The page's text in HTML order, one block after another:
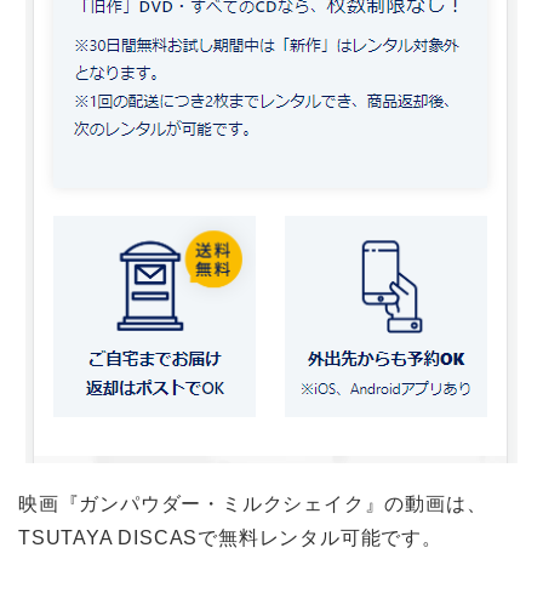
映画『ガンパウダー・ミルクシェイク』の動画は、
TSUTAYA DISCASで無料レンタル可能です。